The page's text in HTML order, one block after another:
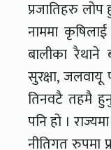
प्रजातिहरु
नाममा
बालीका
सुरक्षा, जलवायू
तिनवटै तहमै हुनु
पनि हो ।
नीतिगत रुपमा